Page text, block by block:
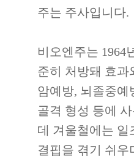
주는 주사입니다.
비오엔주는 1964
준히 처방돼 효
암예방, 뇌졸중예
골격 형성 등에
데 겨울철에는 일
결핍을 겪기 쉬우